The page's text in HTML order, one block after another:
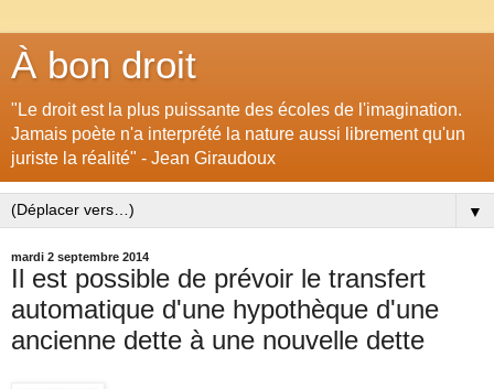
À bon droit
"Le droit est la plus puissante des écoles de l'imagination.
Jamais poète n'a interprété la nature aussi librement qu'un
juriste la réalité" - Jean Giraudoux
▼
mardi 2 septembre 2014
Il est possible de prévoir le transfert
automatique d'une hypothèque d'une
ancienne dette à une nouvelle dette